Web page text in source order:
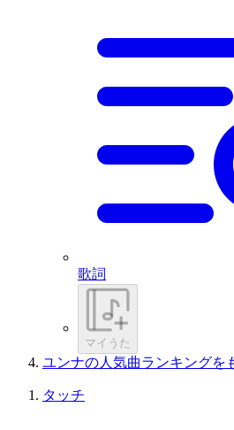
歌詞
マイうた
ユンナの人気曲ランキングを
タッチ